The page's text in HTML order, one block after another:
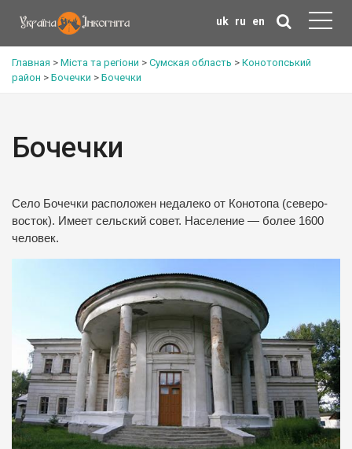
uk ru en
Главная > Міста та регіони > Сумская область > Конотопський
район > Бочечки > Бочечки
Бочечки
Село Бочечки расположен недалеко от Конотопа (северо-
восток). Имеет сельский совет. Население — более 1600
человек.